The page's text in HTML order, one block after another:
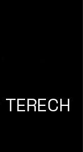
TERECH